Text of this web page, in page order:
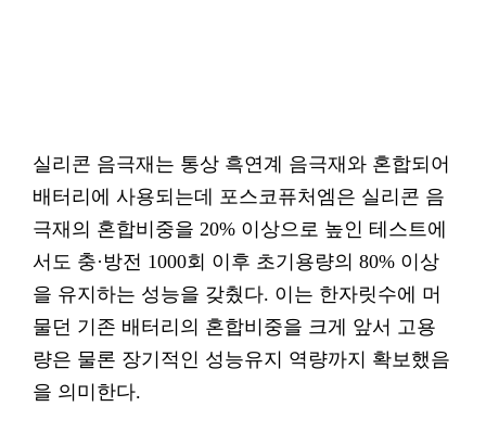
실리콘 음극재는 통상 흑연계 음극재와 혼합되어
배터리에 사용되는데 포스코퓨처엠은 실리콘 음
극재의 혼합비중을 20% 이상으로 높인 테스트에
서도 충·방전 1000회 이후 초기용량의 80% 이상
을 유지하는 성능을 갖췄다. 이는 한자릿수에 머
물던 기존 배터리의 혼합비중을 크게 앞서 고용
량은 물론 장기적인 성능유지 역량까지 확보했음
을 의미한다.